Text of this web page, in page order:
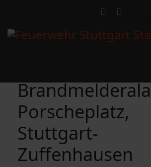
Porscheplatz,
Stuttgart-
Zuffenhausen